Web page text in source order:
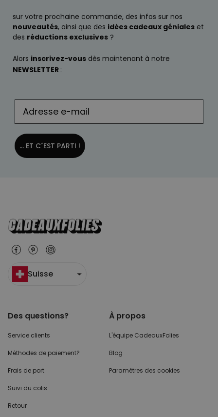
sur votre prochaine commande, des infos sur nos
nouveautés, ainsi que des idées cadeaux géniales et
des réductions exclusives ?
Alors inscrivez-vous dès maintenant à notre
NEWSLETTER :
... ET C´EST PARTI !
Suisse
Des questions?
Service clients
Méthodes de paiement?
Frais de port
Suivi du colis
Retour
À propos
L'équipe CadeauxFolies
Blog
Paramètres des cookies